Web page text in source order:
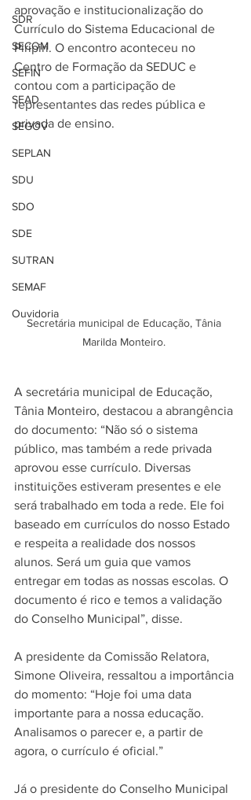
SDR
SECOM
SEFIN
SEAD
SEGOV
SEPLAN
SDU
SDO
SDE
SUTRAN
SEMAF
Ouvidoria
aprovação e institucionalização do
Currículo do Sistema Educacional de
Piripiri. O encontro aconteceu no
Centro de Formação da SEDUC e
contou com a participação de
representantes das redes pública e
privada de ensino.
Secretária municipal de Educação, Tânia
Marilda Monteiro.
A secretária municipal de Educação,
Tânia Monteiro, destacou a abrangência
do documento: “Não só o sistema
público, mas também a rede privada
aprovou esse currículo. Diversas
instituições estiveram presentes e ele
será trabalhado em toda a rede. Ele foi
baseado em currículos do nosso Estado
e respeita a realidade dos nossos
alunos. Será um guia que vamos
entregar em todas as nossas escolas. O
documento é rico e temos a validação
do Conselho Municipal”, disse.
A presidente da Comissão Relatora,
Simone Oliveira, ressaltou a importância
do momento: “Hoje foi uma data
importante para a nossa educação.
Analisamos o parecer e, a partir de
agora, o currículo é oficial.”
Já o presidente do Conselho Municipal